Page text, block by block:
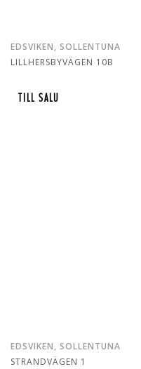
EDSVIKEN, SOLLENTUNA
LILLHERSBYVÄGEN 10B
TILL SALU
EDSVIKEN, SOLLENTUNA
STRANDVÄGEN 1